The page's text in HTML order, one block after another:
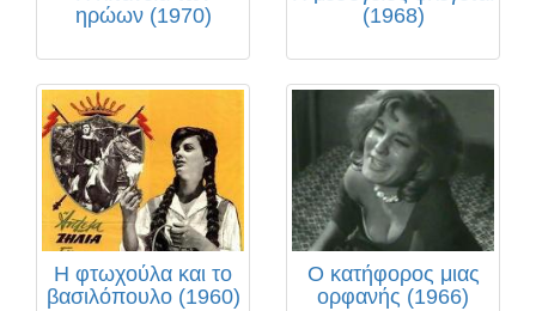
ηρώων (1970)
(1968)
Η φτωχούλα και το
βασιλόπουλο (1960)
Ο κατήφορος μιας
ορφανής (1966)